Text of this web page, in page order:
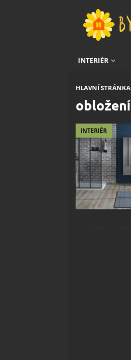
INTERIÉR
HLAVNÍ STRÁNKA
obložení
INTERIÉR